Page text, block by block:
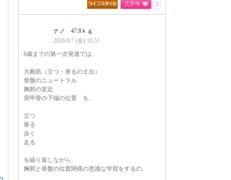
2
ナノ 47.8ｋｇ
2026/8/7 (金) 18:51
6歳までの第一次発達では、
大殿筋（立つ・座るの土台）
骨盤のニュートラル
胸郭の安定
肩甲骨の下端の位置 を、
立つ
座る
歩く
走る
を繰り返しながら、
胸郭と骨盤の位置関係の意識な学習をするの。